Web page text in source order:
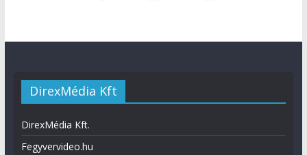
DirexMédia Kft
DirexMédia Kft.
Fegyvervideo.hu